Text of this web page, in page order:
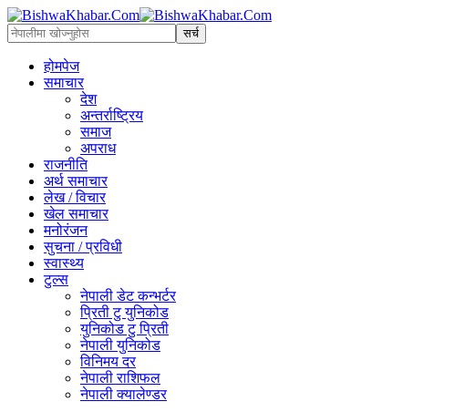
होमपेज
समाचार
देश
अन्तर्राष्ट्रिय
समाज
अपराध
राजनीति
अर्थ समाचार
लेख / विचार
खेल समाचार
मनोरंजन
सुचना / प्रविधी
स्वास्थ्य
टुल्स
नेपाली डेट कन्भर्टर
प्रिती टु युनिकोड
युनिकोड टु प्रिती
नेपाली युनिकोड
विनिमय दर
नेपाली राशिफल
नेपाली क्यालेण्डर